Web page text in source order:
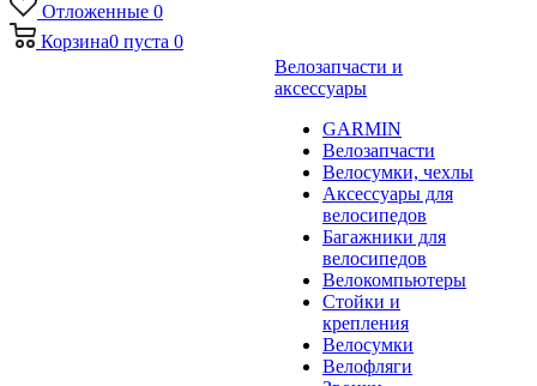
Отложенные 0
Корзина0 пуста 0
Велозапчасти и
аксессуары
GARMIN
Велозапчасти
Велосумки, чехлы
Аксессуары для
велосипедов
Багажники для
велосипедов
Велокомпьютеры
Стойки и
крепления
Велосумки
Велофляги